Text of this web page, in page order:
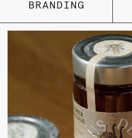
BRANDING